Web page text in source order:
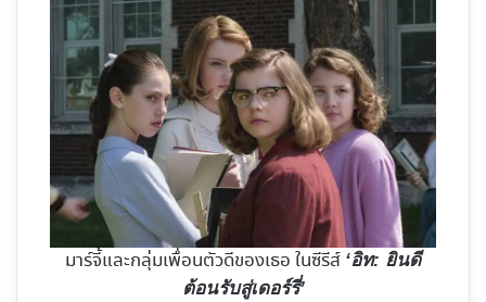
มาร์จี้และกลุ่มเพื่อนตัวดีของเธอ ในซีรีส์ ‘อิท: ยินดี
ต้อนรับสู่เดอร์รี่’